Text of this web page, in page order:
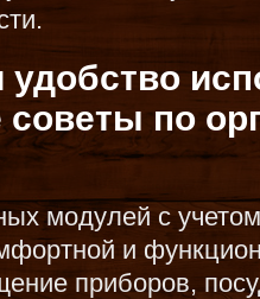
удобство
советы по
модулей с
и
приборов,